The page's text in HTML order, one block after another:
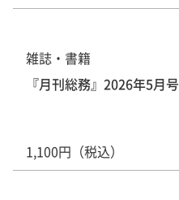
雑誌・書籍
『月刊総務』2026年5月号
1,100円（税込）